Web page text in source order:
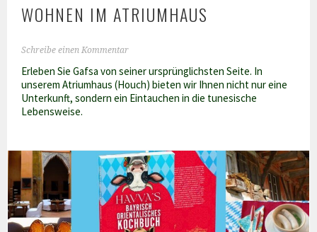
WOHNEN IM ATRIUMHAUS
Schreibe einen Kommentar
Erleben Sie Gafsa von seiner ursprünglichsten Seite. In
unserem Atriumhaus (Houch) bieten wir Ihnen nicht nur eine
Unterkunft, sondern ein Eintauchen in die tunesische
Lebensweise.